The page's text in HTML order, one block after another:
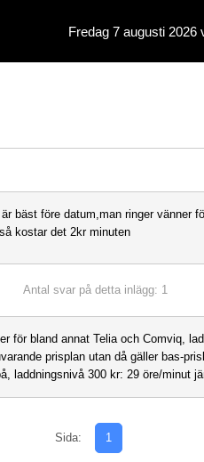
Fredag 7 augusti 2026
bäst före datum,man ringer vänner
kostar det 2kr minuten
Antal svar på detta inlägg: 1
för bland annat Telia och Comviq,
prisplan utan då gäller bas-
laddningsnivå 300 kr: 29 öre/minut
Sida: 1